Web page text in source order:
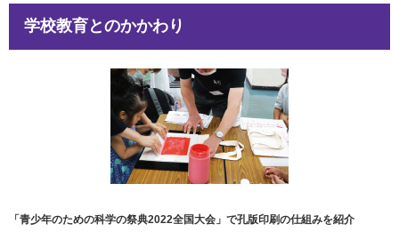
学校教育とのかかわり
「青少年のための科学の祭典2022全国大会」で孔版印刷の仕組みを紹介